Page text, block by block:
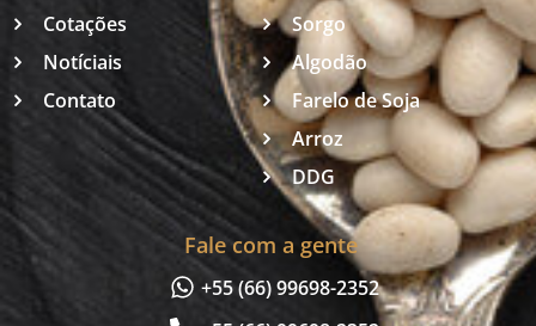
Cotações
Notíciais
Contato
Sorgo
Algodão
Farelo de Soja
Arroz
DDG
Fale com a gente
+55 (66) 99698-2352